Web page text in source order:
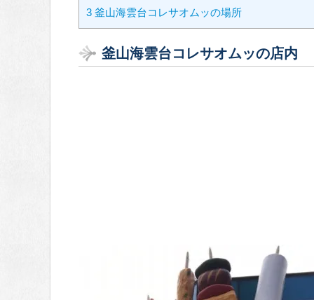
3 釜山海雲台コレサオムッの場所
釜山海雲台コレサオムッの店内